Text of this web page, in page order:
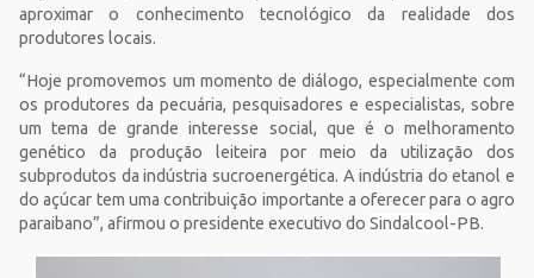
aproximar o conhecimento tecnológico da realidade dos
produtores locais.
“Hoje promovemos um momento de diálogo, especialmente com
os produtores da pecuária, pesquisadores e especialistas, sobre
um tema de grande interesse social, que é o melhoramento
genético da produção leiteira por meio da utilização dos
subprodutos da indústria sucroenergética. A indústria do etanol e
do açúcar tem uma contribuição importante a oferecer para o agro
paraibano”, afirmou o presidente executivo do Sindalcool-PB.